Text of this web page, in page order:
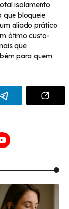
isolamento
que bloqueie
aliado prático
ótimo custo-
que
para quem